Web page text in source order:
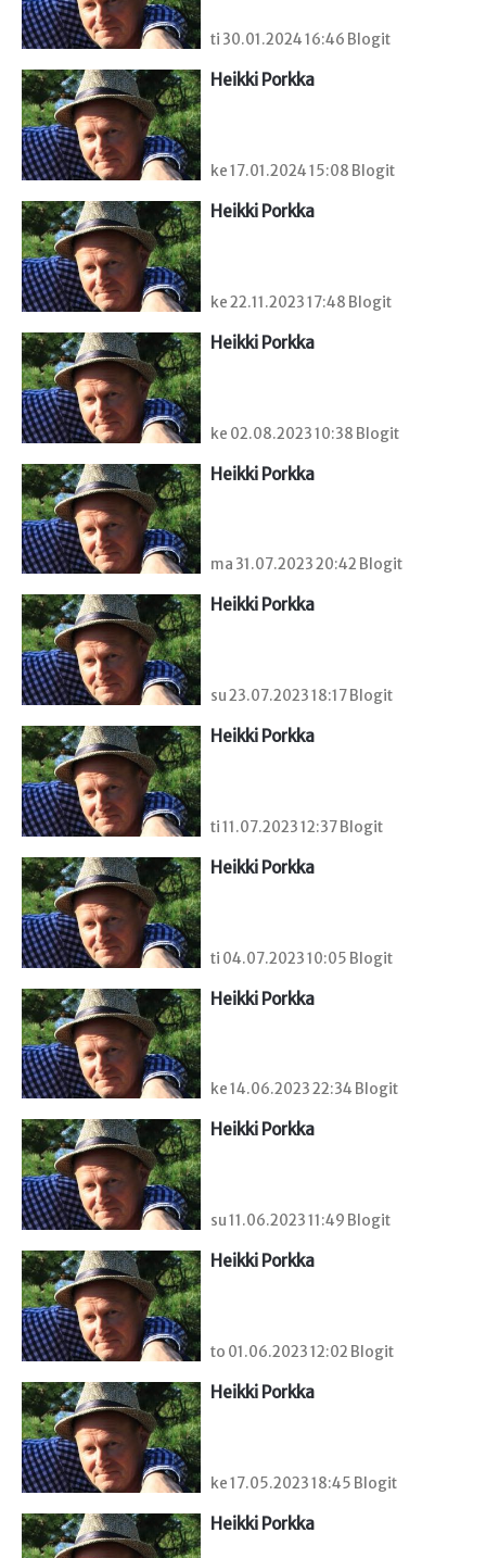
ti 30.01.2024 16:46 Blogit
Heikki Porkka
ke 17.01.2024 15:08 Blogit
Heikki Porkka
ke 22.11.2023 17:48 Blogit
Heikki Porkka
ke 02.08.2023 10:38 Blogit
Heikki Porkka
ma 31.07.2023 20:42 Blogit
Heikki Porkka
su 23.07.2023 18:17 Blogit
Heikki Porkka
ti 11.07.2023 12:37 Blogit
Heikki Porkka
ti 04.07.2023 10:05 Blogit
Heikki Porkka
ke 14.06.2023 22:34 Blogit
Heikki Porkka
su 11.06.2023 11:49 Blogit
Heikki Porkka
to 01.06.2023 12:02 Blogit
Heikki Porkka
ke 17.05.2023 18:45 Blogit
Heikki Porkka